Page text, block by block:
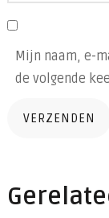
Mijn naam, e-
de volgende